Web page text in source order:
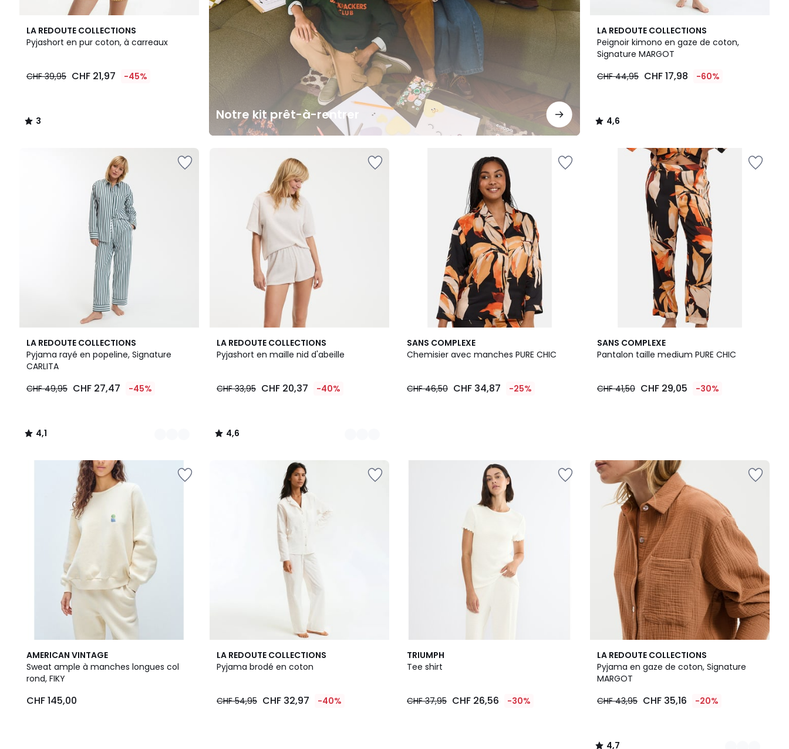
LA REDOUTE COLLECTIONS
Pyjashort en pur coton, à carreaux
CHF 39,95 CHF 21,97 -45%
3
/
3
/
Notre kit prêt-à-rentrer
LA REDOUTE COLLECTIONS
Peignoir kimono en gaze de coton,
Signature MARGOT
CHF 44,95 CHF 17,98 -60%
4,6
/ 5
4,6
/
LA REDOUTE COLLECTIONS
Pyjama rayé en popeline, Signature
CARLITA
CHF 49,95 CHF 27,47 -45%
4,1
/ 5
2
Couleurs
4,1
/
LA REDOUTE COLLECTIONS
Pyjashort en maille nid d'abeille
CHF 33,95 CHF 20,37 -40%
4,6
/ 5
2
Couleurs
4,6
/
SANS COMPLEXE
Chemisier avec manches PURE CHIC
CHF 46,50 CHF 34,87 -25%
SANS COMPLEXE
Pantalon taille medium PURE CHIC
CHF 41,50 CHF 29,05 -30%
AMERICAN VINTAGE
Sweat ample à manches longues col
rond, FIKY
CHF 145,00
LA REDOUTE COLLECTIONS
Pyjama brodé en coton
CHF 54,95 CHF 32,97 -40%
TRIUMPH
Tee shirt
CHF 37,95 CHF 26,56 -30%
LA REDOUTE COLLECTIONS
Pyjama en gaze de coton, Signature
MARGOT
CHF 43,95 CHF 35,16 -20%
4,7
/ 5
4
Couleurs
4,7